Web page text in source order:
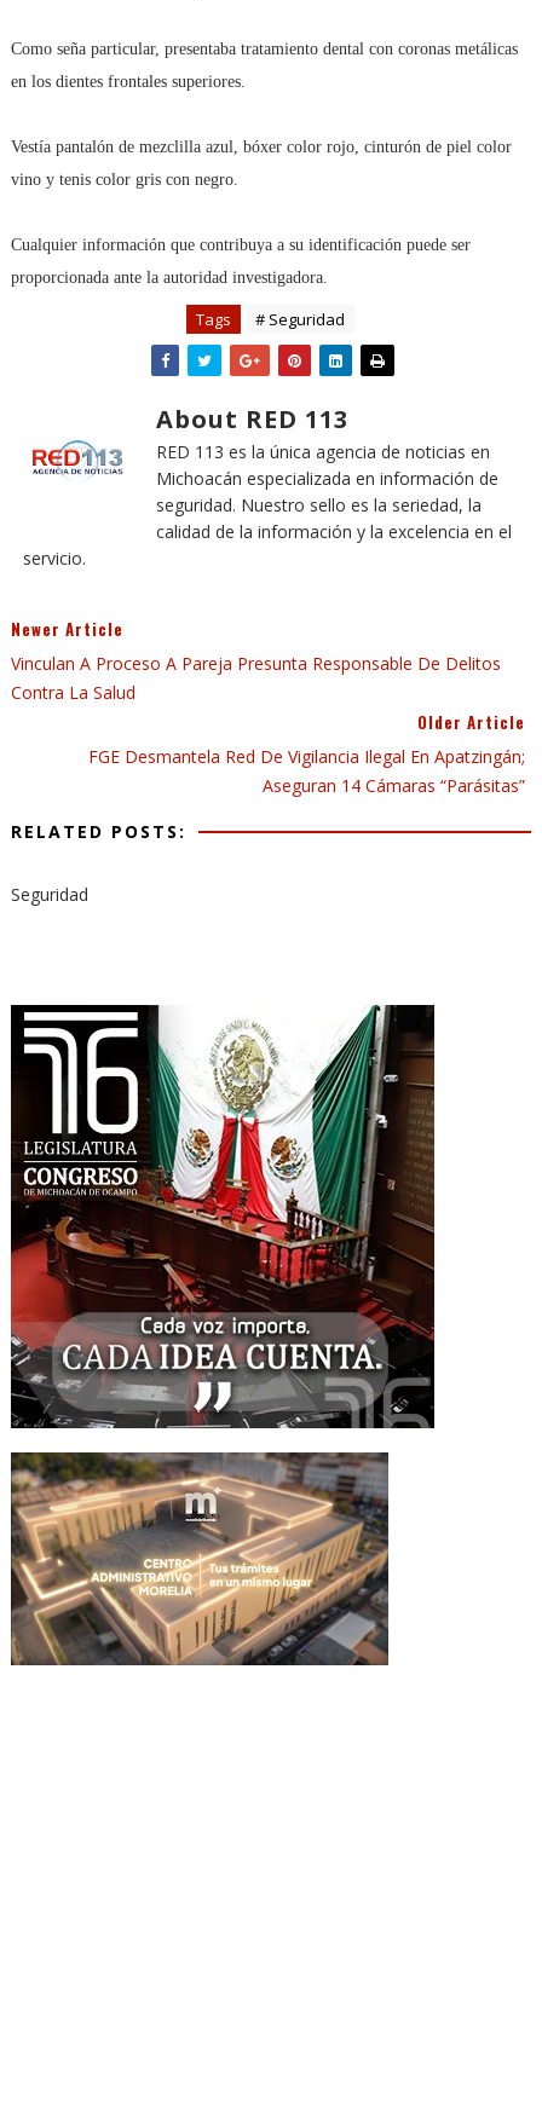
Como seña particular, presentaba tratamiento dental con coronas metálicas
en los dientes frontales superiores.
Vestía pantalón de mezclilla azul, bóxer color rojo, cinturón de piel color
vino y tenis color gris con negro.
Cualquier información que contribuya a su identificación puede ser
proporcionada ante la autoridad investigadora.
Tags # Seguridad
About RED 113
RED 113 es la única agencia de noticias en
Michoacán especializada en información de
seguridad. Nuestro sello es la seriedad, la
calidad de la información y la excelencia en el
servicio.
Newer Article
Vinculan A Proceso A Pareja Presunta Responsable De Delitos
Contra La Salud
Older Article
FGE Desmantela Red De Vigilancia Ilegal En Apatzingán;
Aseguran 14 Cámaras “parásitas”
RELATED POSTS:
Seguridad